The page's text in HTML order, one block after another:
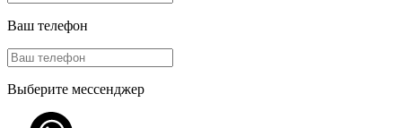
Ваш телефон
Выберите мессенджер